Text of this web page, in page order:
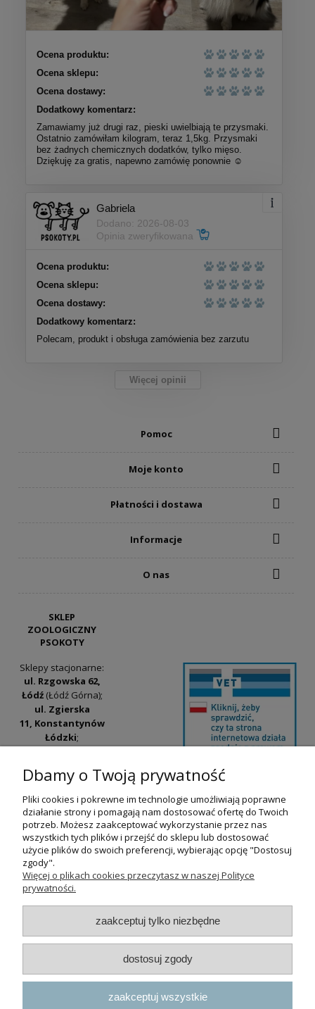
Ocena produktu:
Ocena sklepu:
Ocena dostawy:
Dodatkowy komentarz:
Zamawiamy już drugi raz, pieski uwielbiają te przysmaki.
Ostatnio zamówiłam kilogram, teraz 1,5kg. Przysmaki
bez żadnych chemicznych dodatków, tylko mięso.
Dziękuję za gratis, napewno zamówię ponownie ☺️
Gabriela
Dodano: 2026-08-03
Opinia zweryfikowana
Ocena produktu:
Ocena sklepu:
Ocena dostawy:
Dodatkowy komentarz:
Polecam, produkt i obsługa zamówienia bez zarzutu
Więcej opinii
Pomoc
Moje konto
Płatności i dostawa
Informacje
O nas
SKLEP
ZOOLOGICZNY
PSOKOTY
Sklepy stacjonarne:
ul. Rzgowska 62,
Łódź(Łódź Górna);
ul. Zgierska
11, Konstantynów
Łódzki;
Widzew).
Godziny otwarcia:
pn-pt 9:00-17:00
+48 530 230 483
psokoty@psokoty.pl
Sklep internetowy Shoper.pl
Dbamy o Twoją prywatność
Pliki cookies i pokrewne im technologie umożliwiają poprawne
działanie strony i pomagają nam dostosować ofertę do Twoich
potrzeb. Możesz zaakceptować wykorzystanie przez nas
wszystkich tych plików i przejść do sklepu lub dostosować
użycie plików do swoich preferencji, wybierając opcję "Dostosuj
zgody".
Więcej o plikach cookies przeczytasz w naszej Polityce
prywatności.
zaakceptuj tylko niezbędne
dostosuj zgody
zaakceptuj wszystkie